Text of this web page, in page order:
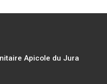
Apicole du Jura